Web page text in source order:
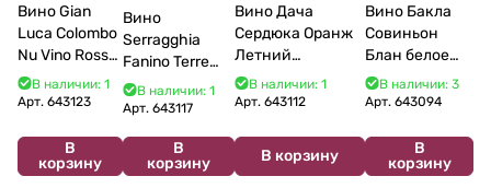
Вино Gian
Luca Colombo
Nu Vino Rosso
2025 750 мл
В наличии: 1
Арт. 643123
В
корзину
Вино
Serragghia
Fanino Terre
Siciliane IGP
2022 750 мл
В наличии: 1
Арт.643117
В
корзину
Вино Дача
Сердюка Оранж
Летний
Сибирьковый
2024 750 мл
В наличии: 1
Арт. 643112
В корзину
Вино Бакла
Совиньон
Блан белое
сухое 750 мл
12%
В наличии: 3
Арт.643094
В
корзину